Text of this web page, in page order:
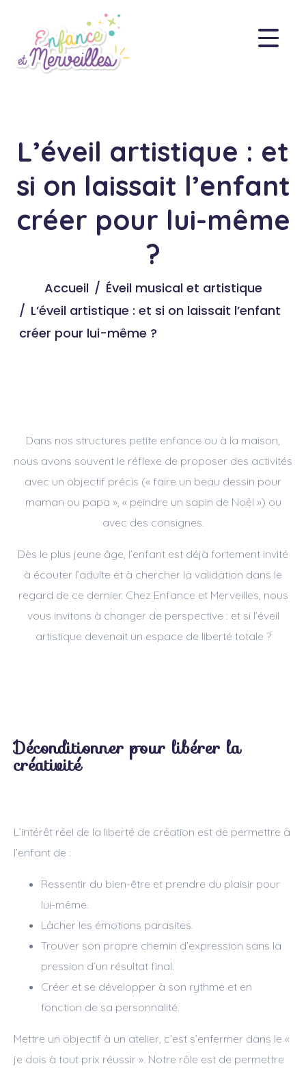
L’éveil artistique : et
si on laissait l’enfant
créer pour lui-même
?
Accueil
Éveil musical et artistique
L’éveil artistique : et si on laissait l’enfant
créer pour lui-même ?
Dans nos structures petite enfance ou à la maison,
nous avons souvent le réflexe de proposer des activités
avec un objectif précis (« faire un beau dessin pour
maman ou papa », « peindre un sapin de Noël ») ou
avec des consignes.
Dès le plus jeune âge, l’enfant est déjà fortement invité
à écouter l’adulte et à chercher la validation dans le
regard de ce dernier. Chez Enfance et Merveilles, nous
vous invitons à changer de perspective : et si l’éveil
artistique devenait un espace de liberté totale ?
Déconditionner pour libérer la
créativité
L’intérêt réel de la liberté de création est de permettre à
l’enfant de :
Ressentir du bien-être et prendre du plaisir pour
lui-même.
Lâcher les émotions parasites.
Trouver son propre chemin d’expression sans la
pression d’un résultat final.
Créer et se développer à son rythme et en
fonction de sa personnalité.
Mettre un objectif à un atelier, c’est s’enfermer dans le «
je dois à tout prix réussir ». Notre rôle est de permettre